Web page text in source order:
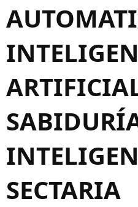
SECTARIA